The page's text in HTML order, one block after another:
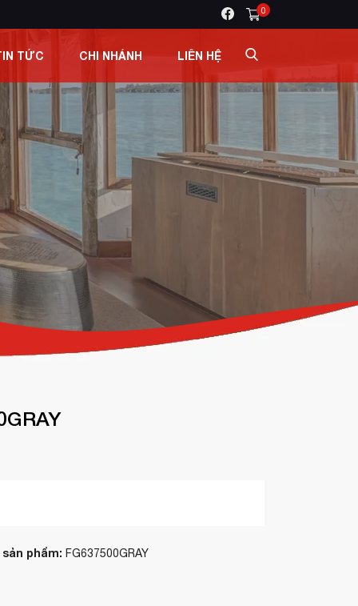
0
TỨC CHI NHÁNH LIÊN HỆ
sản phẩm: FG637500GRAY